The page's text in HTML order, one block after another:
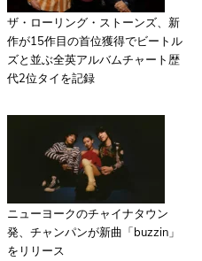
ザ・ローリング・ストーンズ、新
作が15作目の首位獲得でビートル
ズと並ぶ全英アルバムチャート歴
代2位タイを記録
ニューヨークのチャイナタウン
発、チャンパンが新曲「buzzin」
をリリース